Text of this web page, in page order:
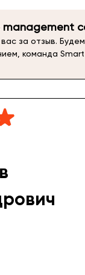
management
за отзыв.
команда